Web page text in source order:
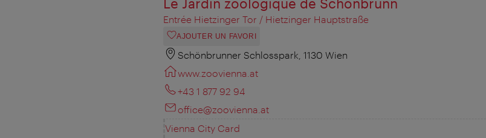
Entrée Hietzinger Tor / Hietzinger Hauptstraße
AJOUTER UN FAVORI
Schönbrunner Schlosspark, 1130 Wien
www.zoovienna.at
+43 1 877 92 94
office@zoovienna.at
Vienna City Card